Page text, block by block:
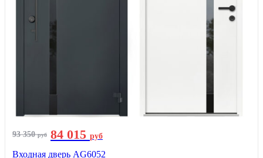
93 350руб 84 015 руб
Входная дверь AG6052